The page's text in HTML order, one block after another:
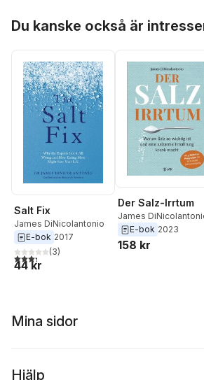
Du kanske också är
Salt Fix
James DiNicolantonio
E-bok 2017
3,3utav 5 stjärnor. Totalt antal röster:
(3)
44 kr
Der Salz-Irrtum
James
E-bok 2023
158 kr
Mina sidor
Hjälp